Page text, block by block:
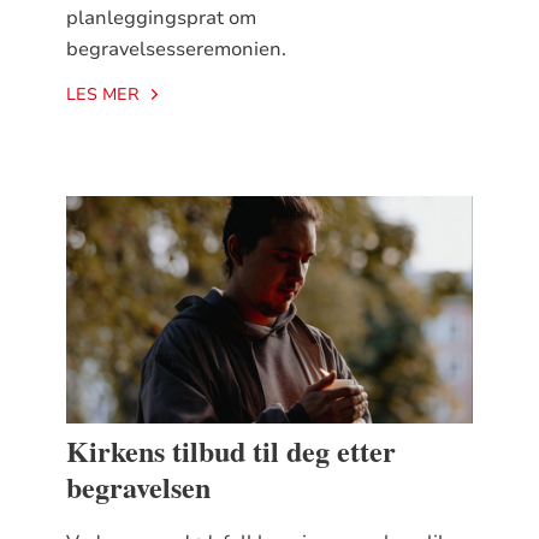
planleggingsprat om
begravelsesseremonien.
LES MER
Kirkens tilbud til deg etter
begravelsen